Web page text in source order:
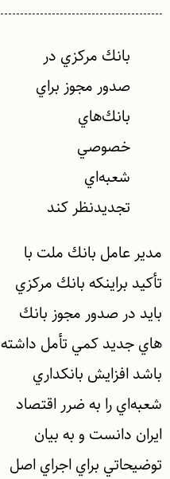
بانك مركزي در
صدور مجوز براي
بانك‌هاي
خصوصي
شعبه‌اي
تجديدنظر كند
مدير عامل بانك ملت با
تأكيد براينكه بانك مركزي
بايد در صدور مجوز بانك
هاي جديد كمي تأمل داشته
باشد افزايش بانكداري
شعبه‌اي را به ضرر اقتصاد
ايران دانست و به بيان
توضيحاتي براي اجراي اصل